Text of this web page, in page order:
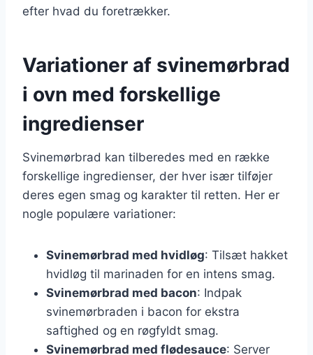
efter hvad du foretrækker.
Variationer af svinemørbrad
i ovn med forskellige
ingredienser
Svinemørbrad kan tilberedes med en række
forskellige ingredienser, der hver især tilføjer
deres egen smag og karakter til retten. Her er
nogle populære variationer:
Svinemørbrad med hvidløg: Tilsæt hakket
hvidløg til marinaden for en intens smag.
Svinemørbrad med bacon: Indpak
svinemørbraden i bacon for ekstra
saftighed og en røgfyldt smag.
Svinemørbrad med flødesauce: Server